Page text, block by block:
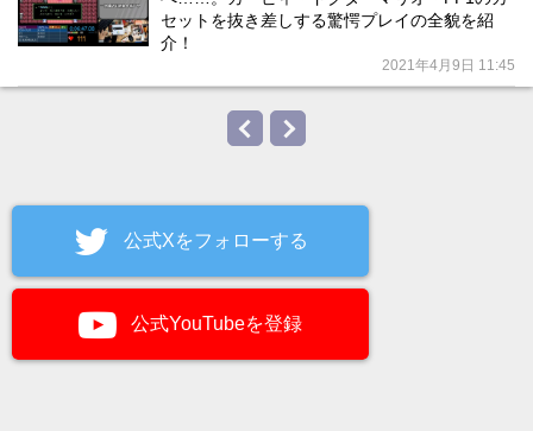
セットを抜き差しする驚愕プレイの全貌を紹
介！
2021年4月9日 11:45
公式Xをフォローする
公式YouTubeを登録